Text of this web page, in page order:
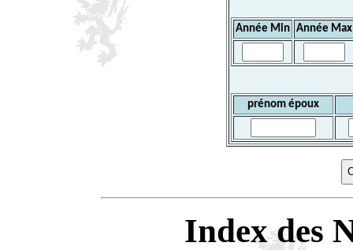
Année Min Année Max
prénom époux
Index des